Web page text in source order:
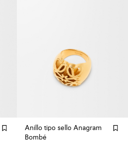
Anillo tipo sello Anagram
Bombé